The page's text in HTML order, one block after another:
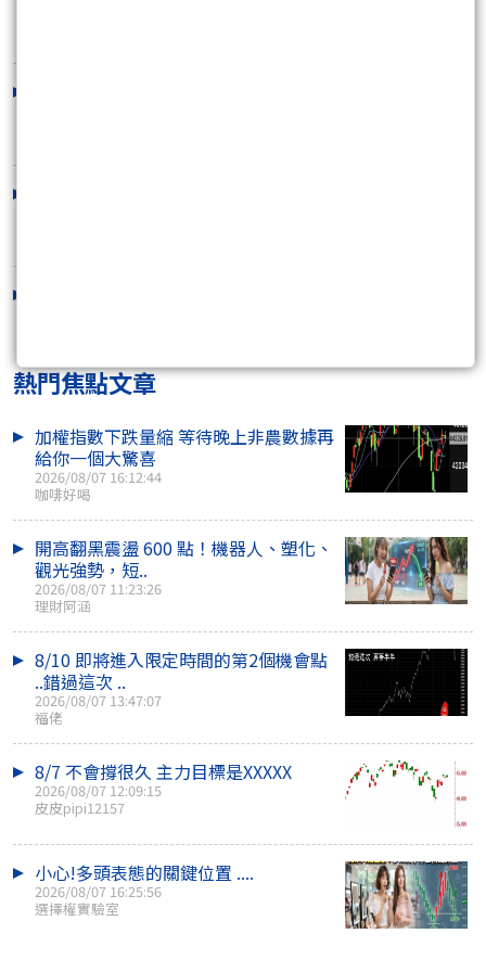
熱門焦點文章
加權指數下跌量縮 等待晚上非農數據再
給你一個大驚喜
2026/08/07 16:12:44
咖啡好喝
開高翻黑震盪 600 點！機器人、塑化、
觀光強勢，短..
2026/08/07 11:23:26
理財阿涵
8/10 即將進入限定時間的第2個機會點
..錯過這次 ..
2026/08/07 13:47:07
福佬
8/7 不會撐很久 主力目標是XXXXX
2026/08/07 12:09:15
皮皮pipi12157
小心!多頭表態的關鍵位置 ....
2026/08/07 16:25:56
選擇權實驗室